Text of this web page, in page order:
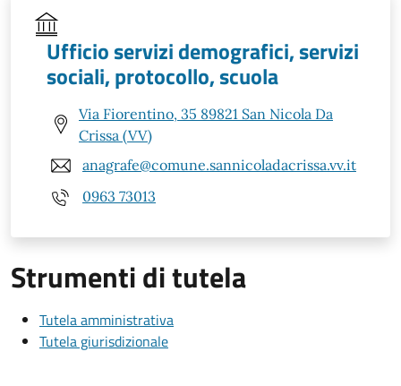
Ufficio servizi demografici, servizi
sociali, protocollo, scuola
Via Fiorentino, 35 89821 San Nicola Da
Crissa (VV)
anagrafe@comune.sannicoladacrissa.vv.it
0963 73013
Strumenti di tutela
Tutela amministrativa
Tutela giurisdizionale